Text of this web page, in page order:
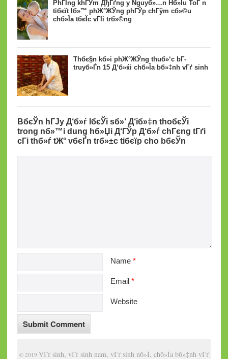
PhГІng khГЎm ДђГґng y Nguyб»…n Hб»Їu ToГ n
tiбєїt lб»™ phЖ°ЖЎng phГЎp chГўm cб»©u
chб»Їa tбєЇc vГІi trб»©ng
Thбє§n kб»і phЖ°ЖЎng thuб»‘c bГ­
truyб»Ѓn 15 Д‘б»ќi chб»Їa bб»‡nh vГґ sinh
BбєЎn hГЈy Д‘б»ѓ lбєЎi sб»‘ Д‘iб»‡n thoбєЎi
trong nб»™i dung hб»Џi Д‘ГЎp Д‘б»ѓ chГєng tГґi
cГі thб»ѓ tЖ° vбєҐn trб»±c tiбєїp cho bбєЎn
Name *
Email *
Website
© 2019 VГґ sinh, vГґ sinh nam, vГґ sinh nб»Ї, chб»Їa bб»‡nh vГґ